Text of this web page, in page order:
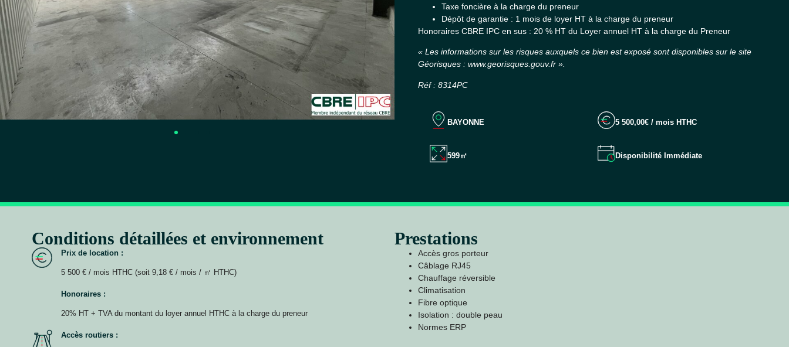
Taxe foncière à la charge du preneur
Dépôt de garantie : 1 mois de loyer HT à la charge du preneur
Honoraires CBRE IPC en sus : 20 % HT du Loyer annuel HT à la charge du Preneur
« Les informations sur les risques auxquels ce bien est exposé sont disponibles sur le site
Géorisques : www.georisques.gouv.fr ».
Réf : 8314PC
BAYONNE 5 500,00€ / mois HTHC
599㎡ Disponibilité Immédiate
Conditions détaillées et environnement
Prix de location :
5 500 € / mois HTHC (soit 9,18 € / mois / ㎡ HTHC)
Honoraires :
20% HT + TVA du montant du loyer annuel HTHC à la charge du preneur
Accès routiers :
Prestations
Accès gros porteur
Câblage RJ45
Chauffage réversible
Climatisation
Fibre optique
Isolation : double peau
Normes ERP